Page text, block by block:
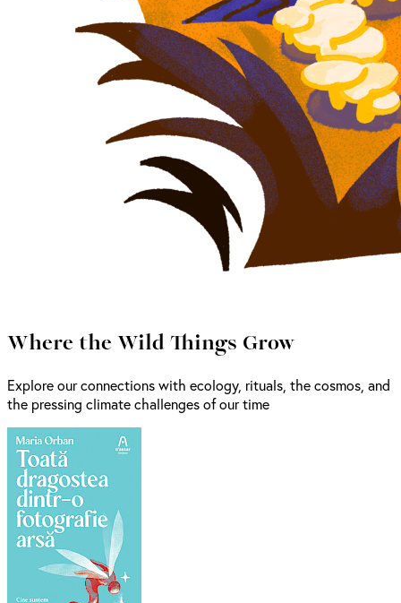
Where the Wild Things Grow
Explore our connections with ecology, rituals, the cosmos, and
the pressing climate challenges of our time